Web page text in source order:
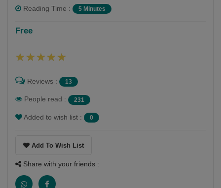
shital ruparelia
Reading Time : 5 Minutes
Free
Reviews : 13
People read : 231
Added to wish list : 0
Add To Wish List
Share with your friends :